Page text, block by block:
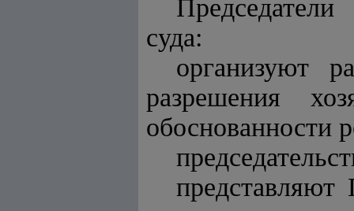
суда:
организуют
разрешения
обоснованности